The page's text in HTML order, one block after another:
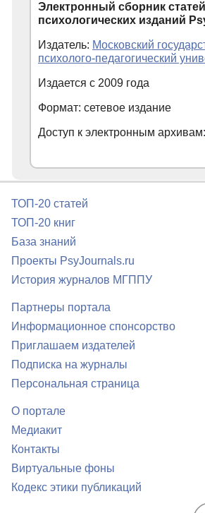
Электронный сборник
психологических изданий
Издатель: Московский
психолого-педагогический
Издается с 2009 года
Формат: сетевое издание
Доступ к электронным архивам:
ТОП-20 статей
ТОП-20 книг
База знаний
Проекты PsyJournals.ru
История журналов МГППУ
Партнеры портала
Информационное спонсорство
Приглашаем издателей
Подписка на журналы
Персональная страница
О портале
Медиакит
Контакты
Виртуальные фоны
Кодекс этики публикаций